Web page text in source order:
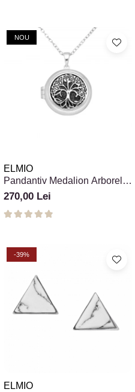
NOU
ELMIO
Pandantiv Medalion Arborele
Vieții pentru Fotografie -
Argint 925
270,00 Lei
-39%
ELMIO